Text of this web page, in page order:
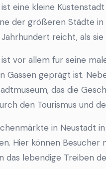
eine kleine
der größeren Städte
Jahrhundert reicht, als
vor allem für seine
Gassen geprägt ist.
das die
den Tourismus und
in Neustadt
Hier können Besucher
das lebendige Treiben